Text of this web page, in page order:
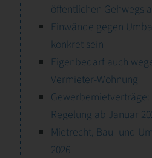
öffentlichen Gehwegs
Einwände gegen
konkret sein
Eigenbedarf auch
Vermieter-Wohnung
Gewerbemietverträge:
Regelung ab Januar
Mietrecht, Bau- und
2026